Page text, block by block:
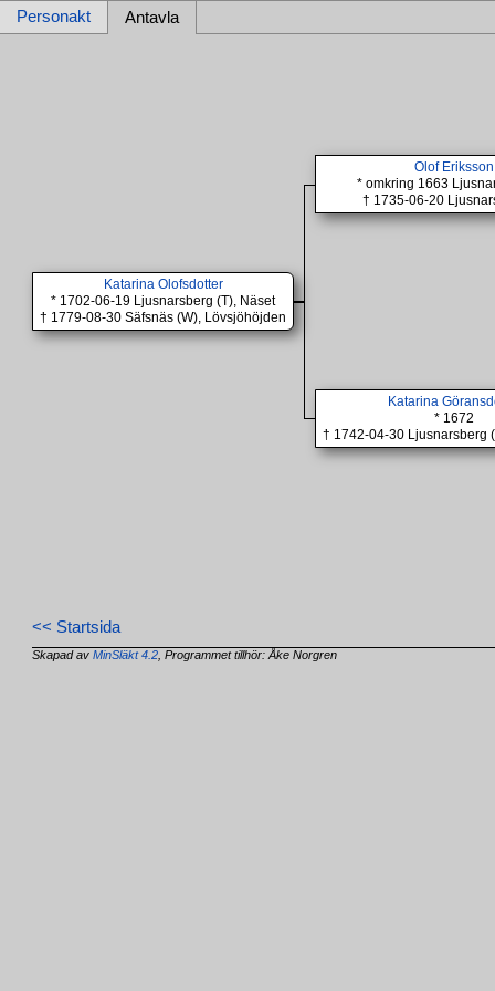
Personakt Antavla
Katarina Olofsdotter
* 1702-06-19 Ljusnarsberg (T), Näset
† 1779-08-30 Säfsnäs (W), Lövsjöhöjden
Olof Eriksson
* omkring 1663
† 1735-06-20
Katarina
* 1672
† 1742-04-30 Ljusnarsberg
<< Startsida
Skapad avMinSläkt 4.2 , Programmet tillhör: Åke Norgren